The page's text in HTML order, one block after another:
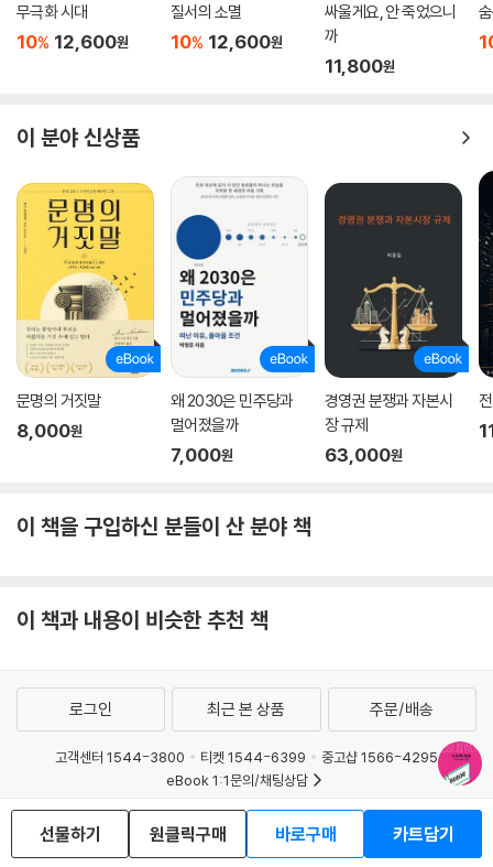
무극화 시대
10% 12,600원
질서의 소멸
10% 12,600원
싸울게요, 안 죽었으니
까
11,800원
이 분야 신상품
문명의 거짓말
8,000원
왜 2030은 민주당과
멀어졌을까
7,000원
경영권 분쟁과 자본시
장 규제
63,000원
이 책을 구입하신 분들이 산 분야 책
이 책과 내용이 비슷한 추천 책
선물하기 원클릭구매 바로구매 카트담기
로그인 최근 본 상품 주문/배송
고객센터 1544-3800 티켓 1544-6399
중고샵 1566-4295
eBook 1:1문의/채팅상담
예스이십사(주) 사업자 정보
이용약관
개인정보처리방침
청소년보호정책